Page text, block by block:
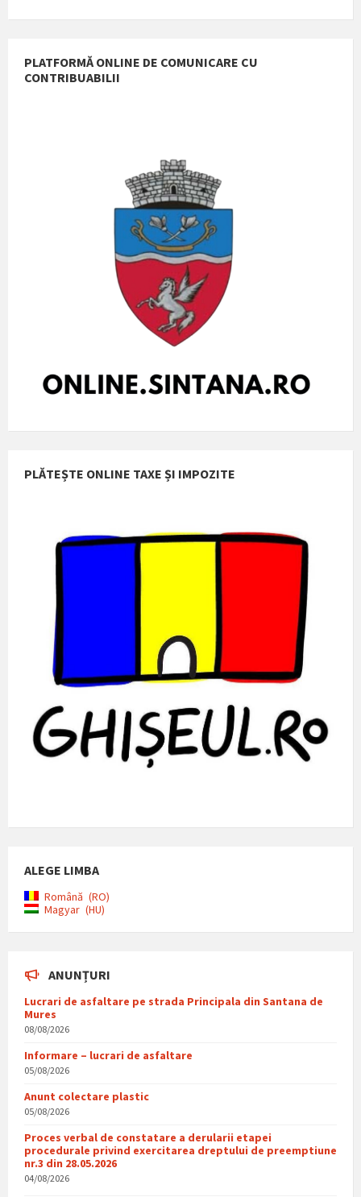
pdf
PLATFORMĂ ONLINE DE COMUNICARE CU
CONTRIBUABILII
PLĂTEȘTE ONLINE TAXE ȘI IMPOZITE
ALEGE LIMBA
Română
RO
Magyar
HU
ANUNȚURI
Lucrari de asfaltare pe strada Principala din Santana de
Mures
08/08/2026
Informare – lucrari de asfaltare
05/08/2026
Anunt colectare plastic
05/08/2026
Proces verbal de constatare a derularii etapei
procedurale privind exercitarea dreptului de preemptiune
nr.3 din 28.05.2026
04/08/2026